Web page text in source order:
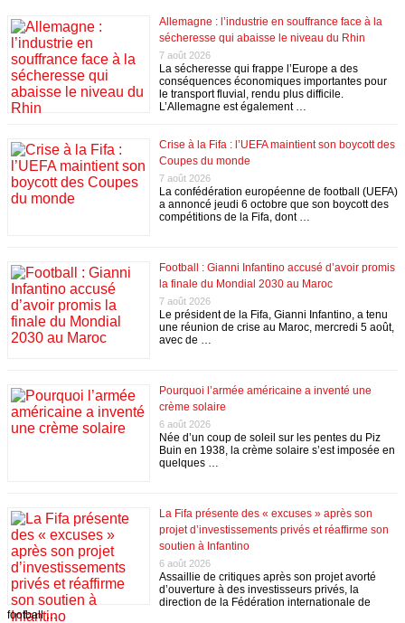
Allemagne : l’industrie en souffrance face à la
sécheresse qui abaisse le niveau du Rhin
7 août 2026
La sécheresse qui frappe l’Europe a des
conséquences économiques importantes pour
le transport fluvial, rendu plus difficile.
L’Allemagne est également …
Crise à la Fifa : l’UEFA maintient son boycott des
Coupes du monde
7 août 2026
La confédération européenne de football (UEFA)
a annoncé jeudi 6 octobre que son boycott des
compétitions de la Fifa, dont …
Football : Gianni Infantino accusé d’avoir promis
la finale du Mondial 2030 au Maroc
7 août 2026
Le président de la Fifa, Gianni Infantino, a tenu
une réunion de crise au Maroc, mercredi 5 août,
avec de …
Pourquoi l’armée américaine a inventé une
crème solaire
6 août 2026
Née d’un coup de soleil sur les pentes du Piz
Buin en 1938, la crème solaire s’est imposée en
quelques …
La Fifa présente des « excuses » après son
projet d’investissements privés et réaffirme son
soutien à Infantino
6 août 2026
Assaillie de critiques après son projet avorté
d’ouverture à des investisseurs privés, la
direction de la Fédération internationale de
football …